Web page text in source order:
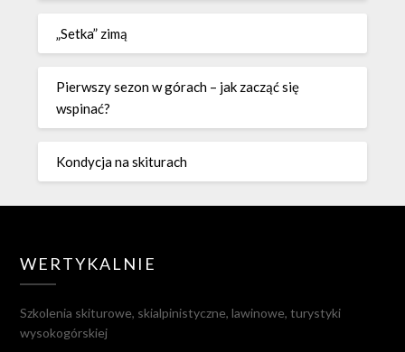
„Setka” zimą
Pierwszy sezon w górach – jak zacząć się
wspinać?
Kondycja na skiturach
WERTYKALNIE
Szkolenia skiturowe, skialpinistyczne, lawinowe, turystyki
wysokogórskiej